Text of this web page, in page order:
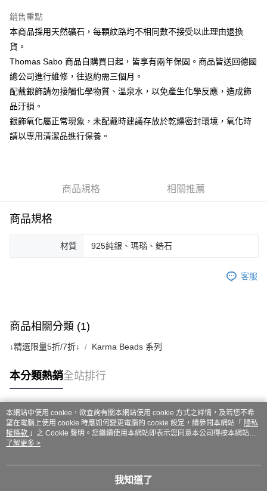
銷售重點
本商品採用天然礦石，每顆紋路均不相同數不接受以此理由退換
貨。
Thomas Sabo 商品自購買日起，皆享有兩年保固。商品皆送回德國
總公司進行維修，往返約需三個月。
配戴銀飾請勿接觸化學物質、溫泉水，以免產生化學反應，造成飾
品汙損。
銀飾氧化屬正常現象，未配戴時建議存放於乾燥密封環境，氧化時
請以專用清潔品進行保養。
商品規格 相關推薦
商品規格
材質 925純銀、瑪瑙、鋯石
客服
商品相關分類 (1)
↓精選限量5折/7折↓ Karma Beads 系列
本分類熱銷全站排行
熱門標籤
本網站中使用 cookie，欲查詢有關本網站使用 cookie 方式之詳情，及若您不希
望在電腦上使用 cookie 時應如何變更電腦的 cookie 設定，請參閱本網站「 隱私
權條款 」之 Cookie 聲明。您繼續使用本網站即表示您同意本公司得按本網站使
用條款之 Cookie 聲明使用 cookie。
了解更多 >
我知道了